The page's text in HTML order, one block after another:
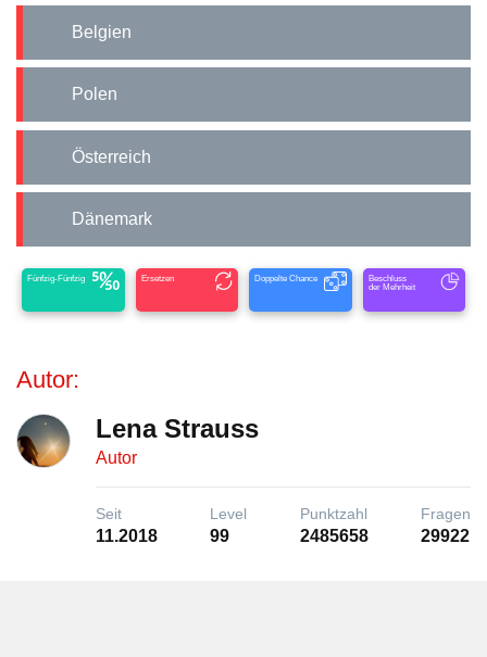
Belgien
Polen
Österreich
Dänemark
Fünfzig-Fünfzig Ersetzen Doppelte Chance
Beschluss
der Mehrheit
Autor:
Lena Strauss
Autor
Seit
11.2018
Level
99
Punktzahl
2485658
Fragen
29922